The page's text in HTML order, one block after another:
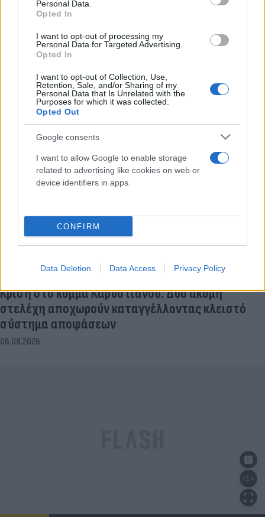
Personal Data.
Opted In
I want to opt-out of processing my
Personal Data for Targeted Advertising.
Opted In
I want to opt-out of Collection, Use,
Retention, Sale, and/or Sharing of my
Personal Data that Is Unrelated with the
Purposes for which it was collected.
Opted Out
Google consents
I want to allow Google to enable storage
related to advertising like cookies on web or
device identifiers in apps.
CONFIRM
Data Deletion Data Access Privacy Policy
αμοντάριστο βίντεο στα χέρια του «ελληνικού
06.08.2026
Κρίση στο κόμμα Καρυστιανού: Δύο ακόμη
στελέχη αποχωρούν καταγγέλλοντας κλειστό
σύστημα αποφάσεων
06.08.2026